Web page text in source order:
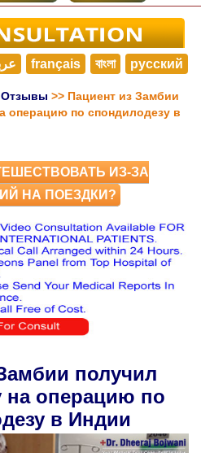
français বাংলা русский
Отзывы >> Пациент из Замбии
операцию по спондилодезу в
ИЗ-ЗА
НА ПОЕЗДКИ?
получил
операцию по
в Индии